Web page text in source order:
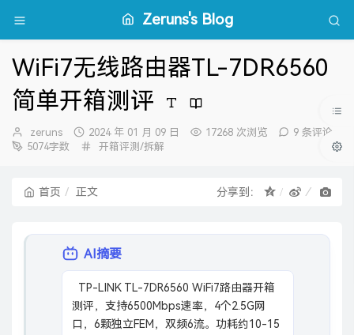
Zeruns's Blog
WiFi7无线路由器TL-7DR6560
简单开箱测评
博
主：
zeruns
发
布
2024 年 01 月 09 日 17268 次浏览
9 条评论
5074字数
分
开箱评测/拆解
首页 正文 分享到：
AI摘要
测评，支持6500Mbps速率，4个2.5G网
口，6颗独立FEM，双频6流。功耗约10-15